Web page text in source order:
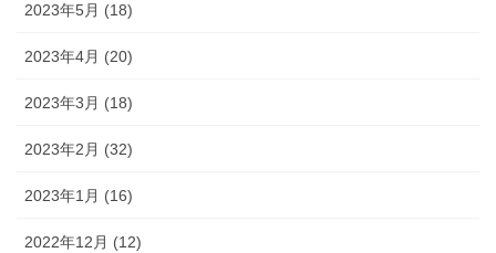
2023年5月 (18)
2023年4月 (20)
2023年3月 (18)
2023年2月 (32)
2023年1月 (16)
2022年12月 (12)